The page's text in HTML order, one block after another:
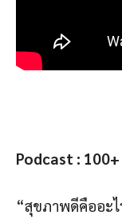
Podcast : 100+
“สุขภาพดีคืออะไ